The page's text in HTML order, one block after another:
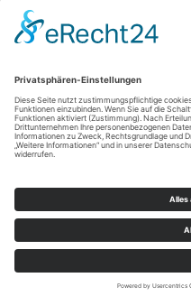
Die Losung von heute
Die Losungensdatei von
werden. Wie das Problem
hiernachlesen.
© Ev.-Luth. Kirchenbezirk Vogtland